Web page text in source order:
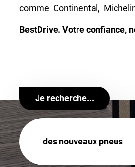
comme Continental ,
BestDrive. Votre confiance,
Je recherche...
des nouveaux pneus